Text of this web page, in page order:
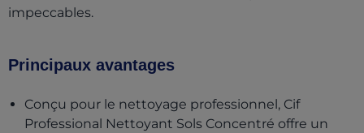
impeccables.
Principaux avantages
Conçu pour le nettoyage professionnel, Cif
Professional Nettoyant Sols Concentré offre un